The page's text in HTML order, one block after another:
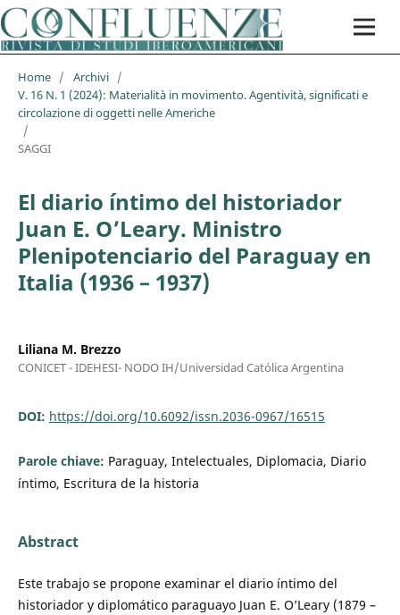
Home / Archivi /
V. 16 N. 1 (2024): Materialità in movimento. Agentività, significati e
circolazione di oggetti nelle Americhe
/
SAGGI
El diario íntimo del historiador
Juan E. O’Leary. Ministro
Plenipotenciario del Paraguay en
Italia (1936 – 1937)
Liliana M. Brezzo
CONICET - IDEHESI- NODO IH/Universidad Católica Argentina
DOI: https://doi.org/10.6092/issn.2036-0967/16515
Parole chiave: Paraguay, Intelectuales, Diplomacia, Diario
íntimo, Escritura de la historia
Abstract
Este trabajo se propone examinar el diario íntimo del
historiador y diplomático paraguayo Juan E. O’Leary (1879 –